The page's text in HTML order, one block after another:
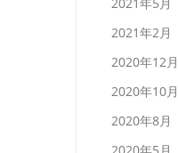
2021年5月
2021年2月
2020年12月
2020年10月
2020年8月